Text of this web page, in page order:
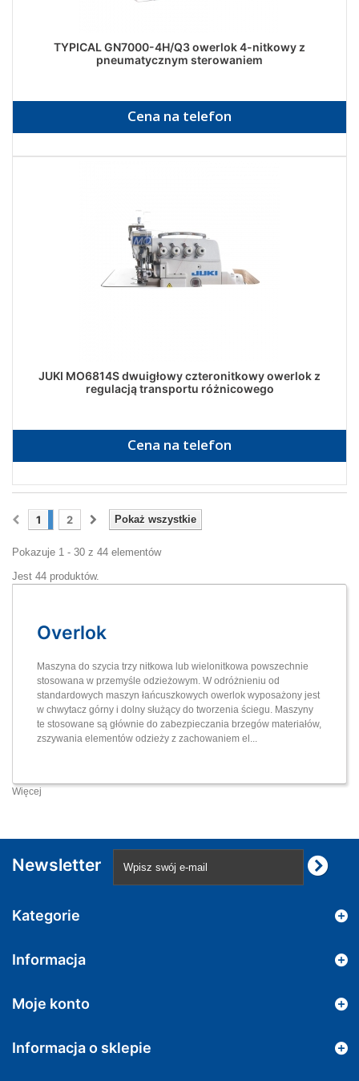
TYPICAL GN7000-4H/Q3 owerlok 4-nitkowy z
pneumatycznym sterowaniem
Cena na telefon
JUKI MO6814S dwuigłowy czteronitkowy owerlok z
regulacją transportu różnicowego
Cena na telefon
Pokaż wszystkie
1 2
Pokazuje 1 - 30 z 44 elementów
Jest 44 produktów.
Overlok
Maszyna do szycia trzy nitkowa lub wielonitkowa powszechnie
stosowana w przemyśle odzieżowym. W odróżnieniu od
standardowych maszyn łańcuszkowych owerlok wyposażony jest
w chwytacz górny i dolny służący do tworzenia ściegu. Maszyny
te stosowane są głównie do zabezpieczania brzegów materiałów,
zszywania elementów odzieży z zachowaniem el...
Więcej
Newsletter
Kategorie
Informacja
Moje konto
Informacja o sklepie